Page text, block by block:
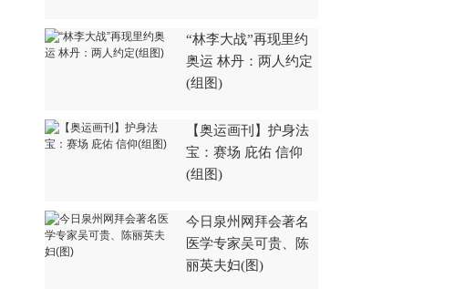
“林李大战”再现里约
奥运 林丹：两人约定
(组图)
【奥运画刊】护身法
宝：赛场 庇佑 信仰
(组图)
今日泉州网拜会著名
医学专家吴可贵、陈
丽英夫妇(图)